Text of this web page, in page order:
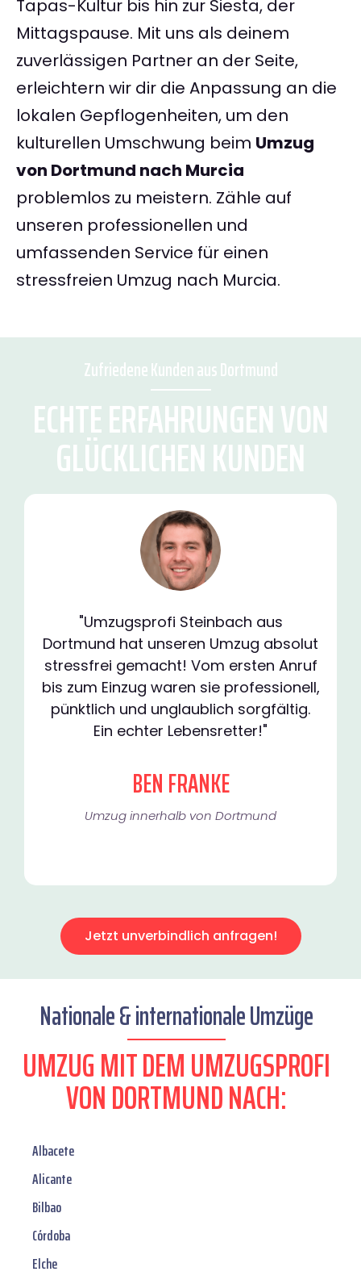
Tapas-Kultur bis hin zur Siesta, der
Mittagspause. Mit uns als deinem
zuverlässigen Partner an der Seite,
erleichtern wir dir die Anpassung an die
lokalen Gepflogenheiten, um den
kulturellen Umschwung beim Umzug
von Dortmund nach Murcia
problemlos zu meistern. Zähle auf
unseren professionellen und
umfassenden Service für einen
stressfreien Umzug nach Murcia.
Zufriedene Kunden aus Dortmund
ECHTE ERFAHRUNGEN VON
GLÜCKLICHEN KUNDEN
"Umzugsprofi Steinbach aus
Dortmund hat unseren Umzug absolut
stressfrei gemacht! Vom ersten Anruf
bis zum Einzug waren sie professionell,
pünktlich und unglaublich sorgfältig.
Ein echter Lebensretter!"
BEN FRANKE
Umzug innerhalb von Dortmund​
Jetzt unverbindlich anfragen!
Nationale & internationale Umzüge
UMZUG MIT DEM UMZUGSPROFI
VON DORTMUND NACH:
Albacete
Alicante
Bilbao
Córdoba
Elche